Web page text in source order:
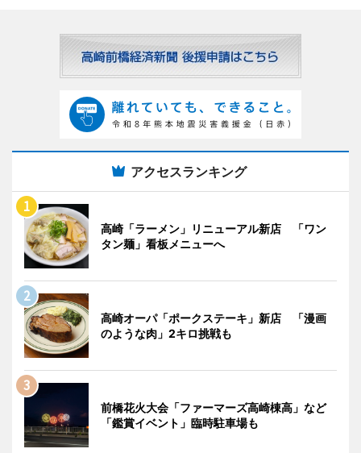
アクセスランキング
高崎「ラーメン」リニューアル新店 「ワン
タン麺」看板メニューへ
高崎オーパ「ポークステーキ」新店 「漫画
のような肉」2キロ挑戦も
前橋花火大会「ファーマーズ高崎棟高」など
「鑑賞イベント」臨時駐車場も